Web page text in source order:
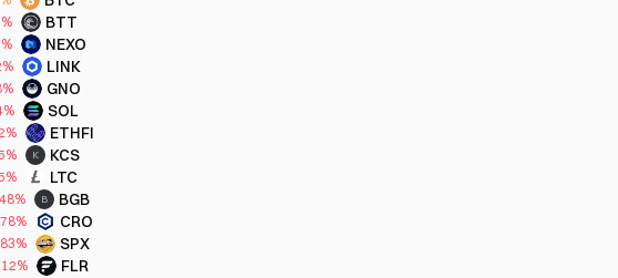
BTT
NEXO
LINK
GNO
SOL
ETHFI
K KCS
LTC
B BGB
CRO
SPX
FLR